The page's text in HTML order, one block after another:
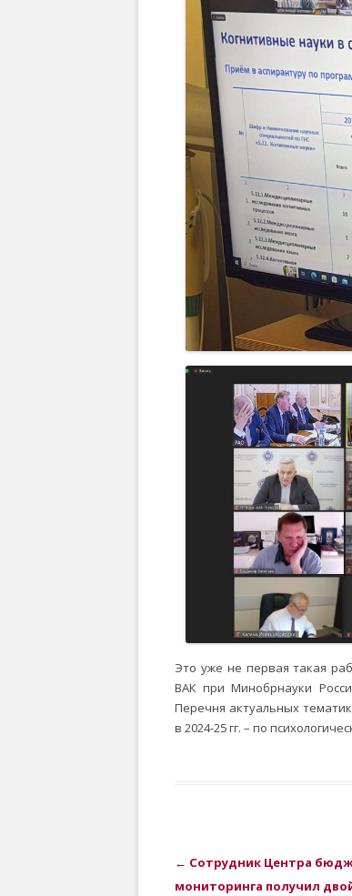
Это уже не первая такая
ВАК при Минобрнауки
Перечня актуальных
в 2024-25 гг. – по
Навигация по записям
← Сотрудник Центра
мониторинга получил